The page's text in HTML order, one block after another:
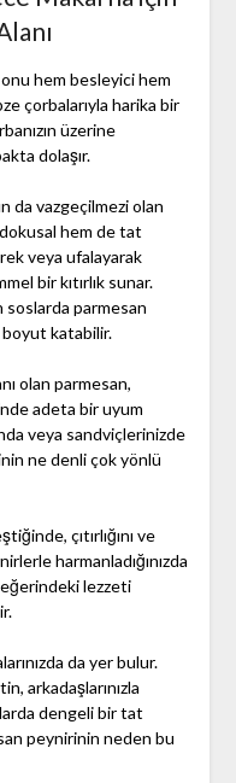
hem besleyici hem
çorbalarıyla harika bir
üzerine
dolaşır.
da vazgeçilmezi olan
hem de tat
veya ufalayarak
bir kıtırlık sunar.
soslarda parmesan
boyut katabilir.
olan parmesan,
adeta bir uyum
veya sandviçlerinizde
ne denli çok yönlü
çıtırlığını ve
harmanladığınızda
lezzeti
da yer bulur.
arkadaşlarınızla
dengeli bir tat
peynirinin neden bu